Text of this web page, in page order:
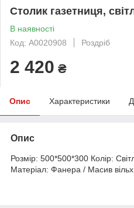
Столик газетниця,
В наявності
Код: А0020908
Роздріб
2 420 ₴
Опис Характеристики
Опис
Розмір: 500*500*300 Колір:
Матеріал: Фанера / Масив